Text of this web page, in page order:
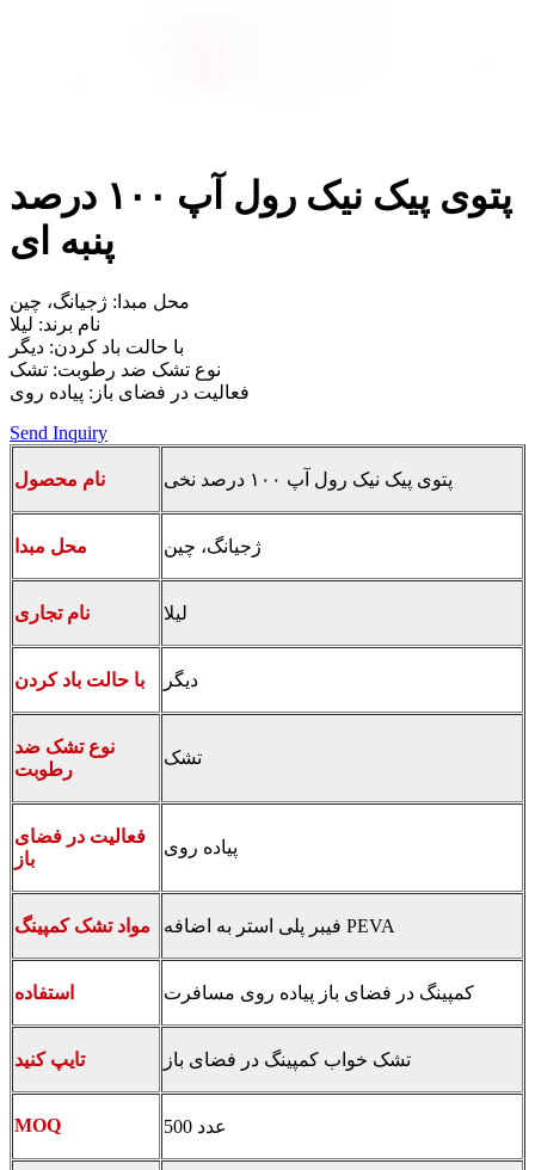
پتوی پیک نیک رول آپ ۱۰۰ درصد
پنبه ای
محل مبدا: ژجیانگ، چین
نام برند: لیلا
با حالت باد کردن: دیگر
نوع تشک ضد رطوبت: تشک
فعالیت در فضای باز: پیاده روی
Send Inquiry
نام محصول پتوی پیک نیک رول آپ ۱۰۰ درصد نخی
محل مبدا ژجیانگ، چین
نام تجاری لیلا
با حالت باد کردن دیگر
نوع تشک ضد
رطوبت
تشک
فعالیت در فضای
باز
پیاده روی
مواد تشک کمپینگ فیبر پلی استر به اضافه PEVA
استفاده کمپینگ در فضای باز پیاده روی مسافرت
تایپ کنید تشک خواب کمپینگ در فضای باز
MOQ 500 عدد